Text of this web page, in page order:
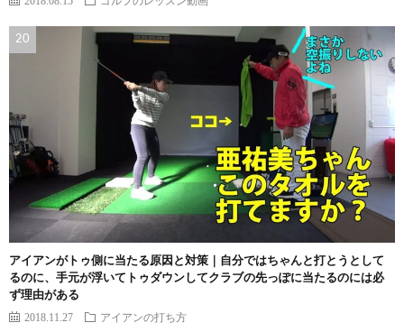
アイアンがトゥ側に当たる原因と対策｜自分ではちゃんと打とうとして
るのに、手元が浮いてトゥダウンしてクラブの先っぽに当たるのには必
ず理由がある
2018.11.27 アイアンの打ち方